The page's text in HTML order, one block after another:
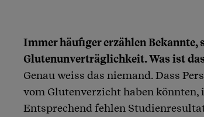
Immer häufiger erzählen Bekannte,
Glutenunverträglichkeit. Was ist
Genau weiss das niemand. Dass
vom Glutenverzicht haben könnten,
Entsprechend fehlen